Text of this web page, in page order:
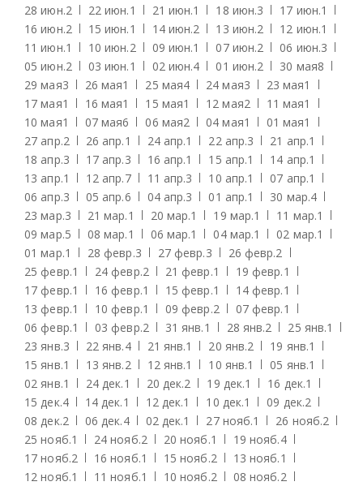
28 июн.2 22 июн.1 21 июн.1 18 июн.3 17 июн.1
16 июн.2 15 июн.1 14 июн.2 13 июн.2 12 июн.1
11 июн.1 10 июн.2 09 июн.1 07 июн.2 06 июн.3
05 июн.2 03 июн.1 02 июн.4 01 июн.2 30 мая8
29 мая3 26 мая1 25 мая4 24 мая3 23 мая1
17 мая1 16 мая1 15 мая1 12 мая2 11 мая1
10 мая1 07 мая6 06 мая2 04 мая1 01 мая1
27 апр.2 26 апр.1 24 апр.1 22 апр.3 21 апр.1
18 апр.3 17 апр.3 16 апр.1 15 апр.1 14 апр.1
13 апр.1 12 апр.7 11 апр.3 10 апр.1 07 апр.1
06 апр.3 05 апр.6 04 апр.3 01 апр.1 30 мар.4
23 мар.3 21 мар.1 20 мар.1 19 мар.1 11 мар.1
09 мар.5 08 мар.1 06 мар.1 04 мар.1 02 мар.1
01 мар.1 28 февр.3 27 февр.3 26 февр.2
25 февр.1 24 февр.2 21 февр.1 19 февр.1
17 февр.1 16 февр.1 15 февр.1 14 февр.1
13 февр.1 10 февр.1 09 февр.2 07 февр.1
06 февр.1 03 февр.2 31 янв.1 28 янв.2 25 янв.1
23 янв.3 22 янв.4 21 янв.1 20 янв.2 19 янв.1
15 янв.1 13 янв.2 12 янв.1 10 янв.1 05 янв.1
02 янв.1 24 дек.1 20 дек.2 19 дек.1 16 дек.1
15 дек.4 14 дек.1 12 дек.1 10 дек.1 09 дек.2
08 дек.2 06 дек.4 02 дек.1 27 нояб.1 26 нояб.2
25 нояб.1 24 нояб.2 20 нояб.1 19 нояб.4
17 нояб.2 16 нояб.1 15 нояб.2 13 нояб.1
12 нояб.1 11 нояб.1 10 нояб.2 08 нояб.2